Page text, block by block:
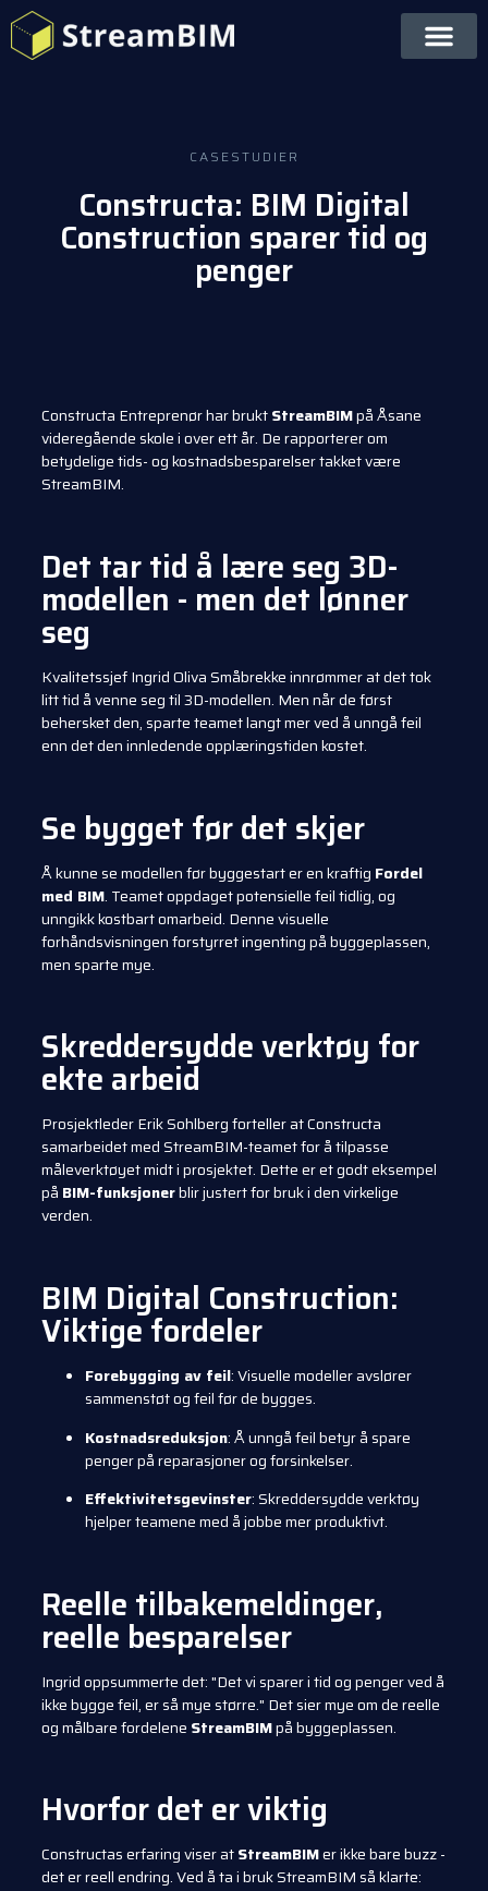
CASESTUDIER
Constructa: BIM Digital
Construction sparer tid og
penger
Constructa Entreprenør har bruktStreamBIMpå Åsane
videregående skole i over ett år. De rapporterer om
betydelige tids- og kostnadsbesparelser takket være
StreamBIM.
Det tar tid å lære seg 3D-
modellen - men det lønner
seg
Kvalitetssjef Ingrid Oliva Småbrekke innrømmer at det tok
litt tid å venne seg til 3D-modellen. Men når de først
behersket den, sparte teamet langt mer ved å unngå feil
enn det den innledende opplæringstiden kostet.
Se bygget før det skjer
Å kunne se modellen før byggestart er en kraftig Fordel
med BIM. Teamet oppdaget potensielle feil tidlig, og
unngikk kostbart omarbeid. Denne visuelle
forhåndsvisningen forstyrret ingenting på byggeplassen,
men sparte mye.
Skreddersydde verktøy for
ekte arbeid
Prosjektleder Erik Sohlberg forteller at Constructa
samarbeidet med StreamBIM-teamet for å tilpasse
måleverktøyet midt i prosjektet. Dette er et godt eksempel
på BIM-funksjonerblir justert for bruk i den virkelige
verden.
BIM Digital Construction:
Viktige fordeler
Forebygging av feil: Visuelle modeller avslører
sammenstøt og feil før de bygges.
Kostnadsreduksjon: Å unngå feil betyr å spare
penger på reparasjoner og forsinkelser.
Effektivitetsgevinster: Skreddersydde verktøy
hjelper teamene med å jobbe mer produktivt.
Reelle tilbakemeldinger,
reelle besparelser
Ingrid oppsummerte det: "Det vi sparer i tid og penger ved å
ikke bygge feil, er så mye større." Det sier mye om de reelle
og målbare fordelene StreamBIMpå byggeplassen.
Hvorfor det er viktig
Constructas erfaring viser atStreamBIMer ikke bare buzz -
det er reell endring. Ved å ta i bruk StreamBIM så klarte: